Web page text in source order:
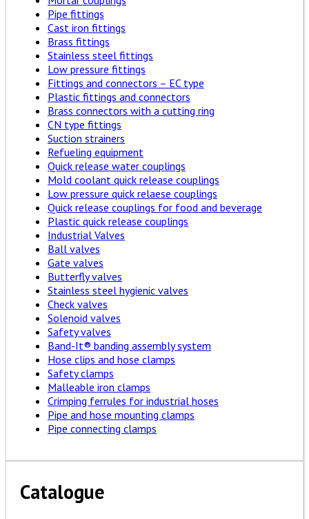
Pipe fittings
Cast iron fittings
Brass fittings
Stainless steel fittings
Low pressure fittings
Fittings and connectors – EC type
Plastic fittings and connectors
Brass connectors with a cutting ring
CN type fittings
Suction strainers
Refueling equipment
Quick release water couplings
Mold coolant quick release couplings
Low pressure quick relaese couplings
Quick release couplings for food and beverage
Plastic quick release couplings
Industrial Valves
Ball valves
Gate valves
Butterfly valves
Stainless steel hygienic valves
Check valves
Solenoid valves
Safety valves
Band-It® banding assembly system
Hose clips and hose clamps
Safety clamps
Malleable iron clamps
Crimping ferrules for industrial hoses
Pipe and hose mounting clamps
Pipe connecting clamps
Catalogue